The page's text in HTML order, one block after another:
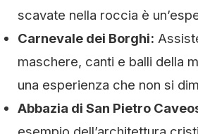
scavate nella roccia è
Carnevale dei Borghi:
maschere, canti e balli della
una esperienza che non si
Abbazia di San Pietro